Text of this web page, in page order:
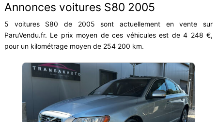
Annonces voitures S80 2005
5 voitures S80 de 2005 sont actuellement en vente sur
ParuVendu.fr. Le prix moyen de ces véhicules est de 4 248 €,
pour un kilométrage moyen de 254 200 km.